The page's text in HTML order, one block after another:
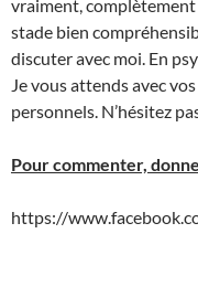
vraiment, complètement
stade bien
discuter avec moi. En
Je vous attends avec
personnels. N’hésitez
Pour commenter,
https://